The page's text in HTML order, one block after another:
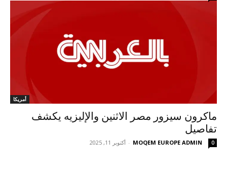
أمريكا
ماكرون سيزور مصر الاثنين والإليزيه يكشف
تفاصيل
MOQEM EUROPE ADMIN
- أكتوبر 11, 2025 0